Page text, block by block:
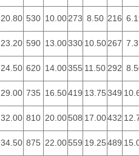
20.80 530 10.00 273 8.50 216
23.20 590 13.00330 10.50 267
24.50 620 14.00355 11.50 292
29.00 735 16.50419 13.75349
32.00 810 20.00508 17.00432
34.50 875 22.00559 19.25489